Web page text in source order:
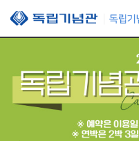
본문 바로가기